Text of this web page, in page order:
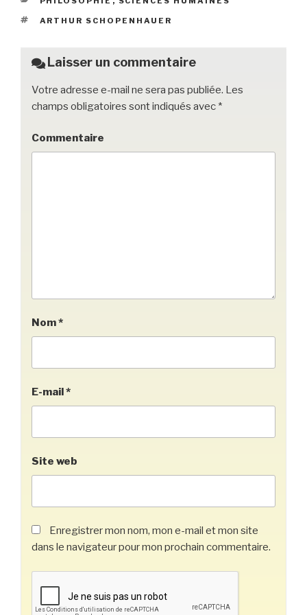
b
o
k
et er
ÉTIQUETTES
ARTHUR SCHOPENHAUER
Laisser un commentaire
Votre adresse e-mail ne sera pas publiée. Les
champs obligatoires sont indiqués avec *
Commentaire
Nom*
E-mail*
Site web
Enregistrer mon nom, mon e-mail et mon site
dans le navigateur pour mon prochain commentaire.